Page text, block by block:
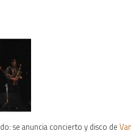
se anuncia concierto y disco de